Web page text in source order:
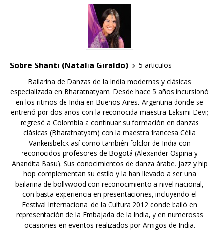
Sobre Shanti (Natalia Giraldo)
5 artículos
Bailarina de Danzas de la India modernas y clásicas
especializada en Bharatnatyam. Desde hace 5 años incursionó
en los ritmos de India en Buenos Aires, Argentina donde se
entrenó por dos años con la reconocida maestra Laksmi Devi;
regresó a Colombia a continuar su formación en danzas
clásicas (Bharatnatyam) con la maestra francesa Célia
Vankeisbelck así como también folclor de India con
reconocidos profesores de Bogotá (Alexander Ospina y
Anandita Basu). Sus conocimientos de danza árabe, jazz y hip
hop complementan su estilo y la han llevado a ser una
bailarina de bollywood con reconocimiento a nivel nacional,
con basta experiencia en presentaciones, incluyendo el
Festival Internacional de la Cultura 2012 donde bailó en
representación de la Embajada de la India, y en numerosas
ocasiones en eventos realizados por Amigos de India.